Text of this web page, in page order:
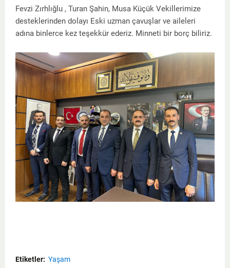
Fevzi Zırhlığlu , Turan Şahin, Musa Küçük Vekillerimize
desteklerinden dolayı Eski uzman çavuşlar ve aileleri
adına binlerce kez teşekkür ederiz. Minneti bir borç biliriz.
Etiketler: Yaşam